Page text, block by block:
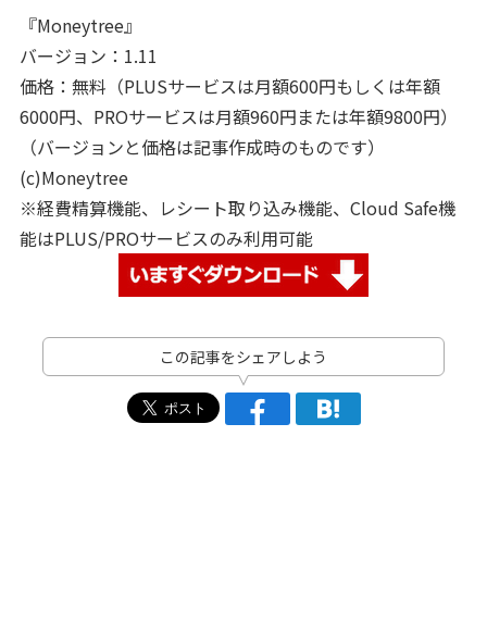
『Moneytree』
バージョン：1.11
価格：無料（PLUSサービスは月額600円もしくは年額
6000円、PROサービスは月額960円または年額9800円）
（バージョンと価格は記事作成時のものです）
(c)Moneytree
※経費精算機能、レシート取り込み機能、Cloud Safe機
能はPLUS/PROサービスのみ利用可能
この記事をシェアしよう